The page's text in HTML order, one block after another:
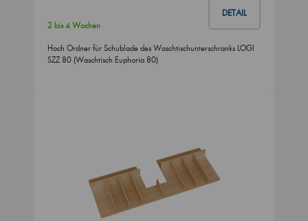
DETAIL
2 bis 4 Wochen
Hoch Ordner für Schublade des Waschtischunterschranks LOGI
SZZ 80 (Waschtisch Euphoria 80)